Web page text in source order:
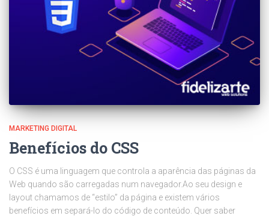
MARKETING DIGITAL
Benefícios do CSS
O CSS é uma linguagem que controla a aparência das páginas da
Web quando são carregadas num navegador.Ao seu design e
layout chamamos de “estilo” da página e existem vários
benefícios em separá-lo do código de conteúdo. Quer saber